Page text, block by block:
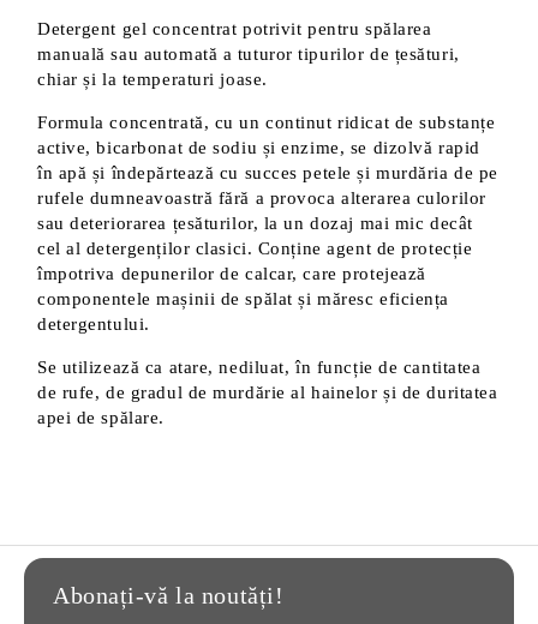
Detergent gel concentrat potrivit pentru spălarea
manuală sau automată a tuturor tipurilor de țesături,
chiar și la temperaturi joase.
Formula concentrată, cu un continut ridicat de substanțe
active, bicarbonat de sodiu și enzime, se dizolvă rapid
în apă și îndepărtează cu succes petele și murdăria de pe
rufele dumneavoastră fără a provoca alterarea culorilor
sau deteriorarea țesăturilor, la un dozaj mai mic decât
cel al detergenților clasici. Conține agent de protecție
împotriva depunerilor de calcar, care protejează
componentele mașinii de spălat și măresc eficiența
detergentului.
Se utilizează ca atare, nediluat, în funcție de cantitatea
de rufe, de gradul de murdărie al hainelor și de duritatea
apei de spălare.
Abonați-vă la noutăți!